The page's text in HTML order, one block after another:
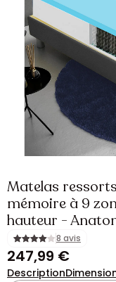
Matelas
mémoire à 9
hauteur -
8 avis
247,99 €
Description